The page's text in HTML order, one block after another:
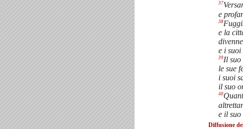
37
e
38
e la
e i
39Il suo
le sue
i suoi
il suo
40
e il suo
Diffusione